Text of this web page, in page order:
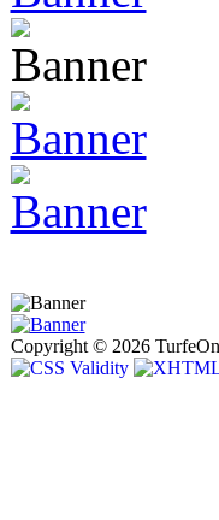
Copyright © 2026